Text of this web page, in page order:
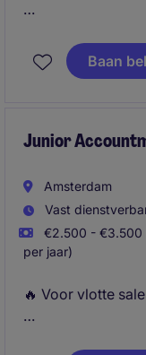
de schakel
toonaangevende
Baan
Junior
Amsterdam
Vast
€2.500 - €3.500
per jaar)
🔥 Voor vlotte